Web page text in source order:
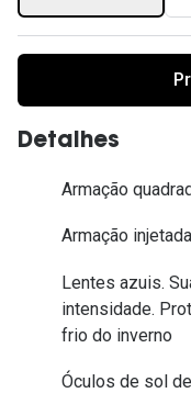
Detalhes
Armação
Armação
Lentes azuis.
intensidade.
frio do inverno
Óculos de sol